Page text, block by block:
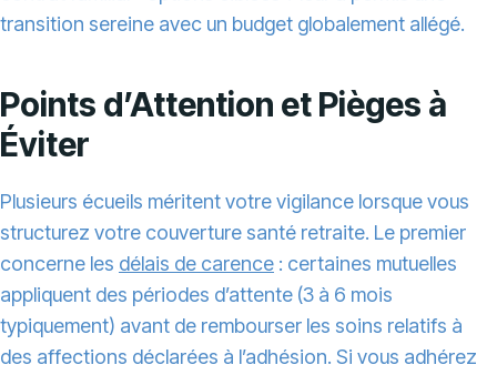
transition sereine avec un budget globalement allégé.
Points d’Attention et Pièges à
Éviter
Plusieurs écueils méritent votre vigilance lorsque vous
structurez votre couverture santé retraite. Le premier
concerne les délais de carence : certaines mutuelles
appliquent des périodes d’attente (3 à 6 mois
typiquement) avant de rembourser les soins relatifs à
des affections déclarées à l’adhésion. Si vous adhérez